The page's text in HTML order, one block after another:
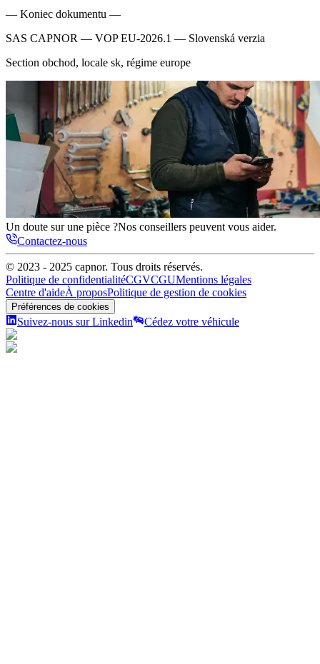
— Koniec dokumentu —
SAS CAPNOR — VOP EU-2026.1 — Slovenská verzia
Section obchod, locale sk, régime europe
Un doute sur une pièce ?Nos conseillers peuvent vous aider.
Contactez-nous
© 2023 - 2025 capnor. Tous droits réservés.
Politique de confidentialitéCGVCGUMentions légales
Centre d'aideÀ proposPolitique de gestion de cookies
Préférences de cookies
Suivez-nous sur Linkedin Cédez votre véhicule